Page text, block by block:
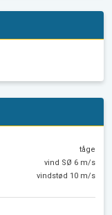
tåge
vind SØ 6 m/s
vindstød 10 m/s